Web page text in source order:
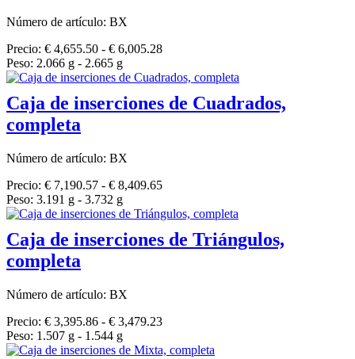
Número de artículo: BX
Precio: € 4,655.50 - € 6,005.28
Peso: 2.066 g - 2.665 g
Caja de inserciones de Cuadrados,
completa
Número de artículo: BX
Precio: € 7,190.57 - € 8,409.65
Peso: 3.191 g - 3.732 g
Caja de inserciones de Triángulos,
completa
Número de artículo: BX
Precio: € 3,395.86 - € 3,479.23
Peso: 1.507 g - 1.544 g